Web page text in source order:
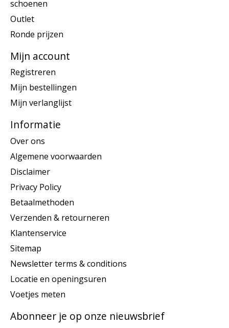
schoenen
Outlet
Ronde prijzen
Mijn account
Registreren
Mijn bestellingen
Mijn verlanglijst
Informatie
Over ons
Algemene voorwaarden
Disclaimer
Privacy Policy
Betaalmethoden
Verzenden & retourneren
Klantenservice
Sitemap
Newsletter terms & conditions
Locatie en openingsuren
Voetjes meten
Abonneer je op onze nieuwsbrief